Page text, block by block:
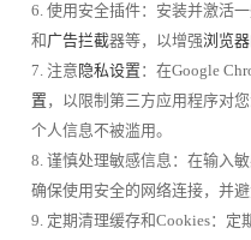
6. 使用安全插件：安装并激活
和 广告拦截器等，以增强浏览
7. 注意 隐私设置 ：在Google
置 ，以限制第三方应用程序对
个人信息不被滥用。
8. 谨慎处理敏感信息：在输入
确保使用安全的网络连接，并
9. 定期清理缓存和Cookies：定